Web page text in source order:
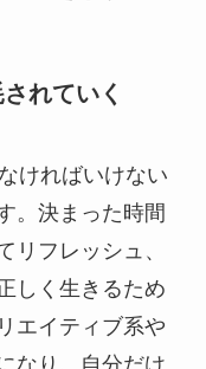
れていく
ければいけない
。決まった時間
リフレッシュ、
しく生きるため
エイティブ系や